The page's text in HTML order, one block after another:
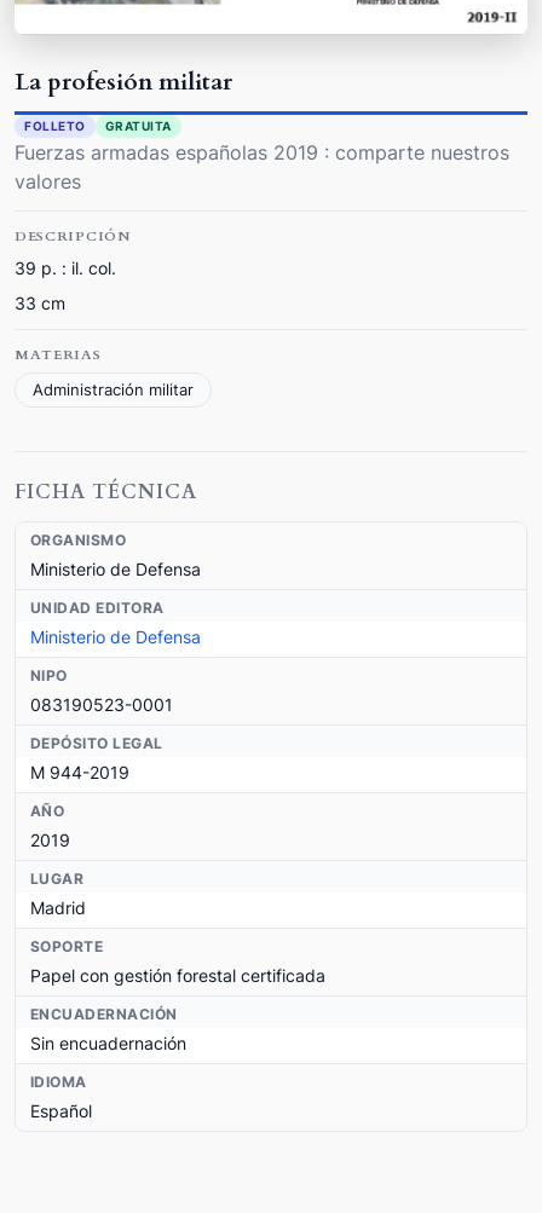
La profesión militar
FOLLETO GRATUITA
Fuerzas armadas españolas 2019 : comparte nuestros
valores
DESCRIPCIÓN
39 p. : il. col.
33 cm
MATERIAS
Administración militar
FICHA TÉCNICA
ORGANISMO
Ministerio de Defensa
UNIDAD EDITORA
Ministerio de Defensa
NIPO
083190523-0001
DEPÓSITO LEGAL
M 944-2019
AÑO
2019
LUGAR
Madrid
SOPORTE
Papel con gestión forestal certificada
ENCUADERNACIÓN
Sin encuadernación
IDIOMA
Español